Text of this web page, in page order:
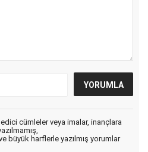
cümleler veya imalar, inançlara
büyük harflerle yazılmış yorumlar